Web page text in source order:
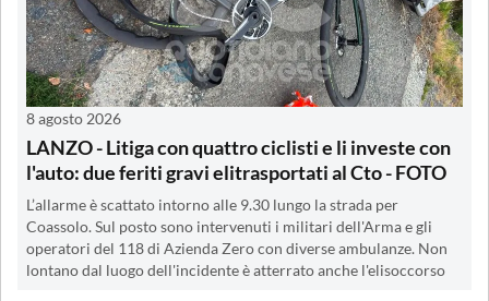
8 agosto 2026
LANZO - Litiga con quattro ciclisti e li investe con
l'auto: due feriti gravi elitrasportati al Cto - FOTO
L’allarme è scattato intorno alle 9.30 lungo la strada per
Coassolo. Sul posto sono intervenuti i militari dell'Arma e gli
operatori del 118 di Azienda Zero con diverse ambulanze. Non
lontano dal luogo dell'incidente è atterrato anche l'elisoccorso